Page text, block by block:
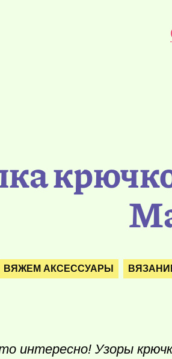
ВЯЖЕМ АКСЕССУАРЫ
интересно! Узоры